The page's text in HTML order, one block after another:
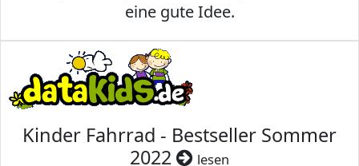
eine gute Idee.
Kinder Fahrrad - Bestseller Sommer
2022
lesen